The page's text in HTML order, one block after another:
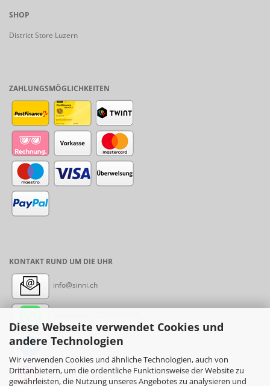
Diese Webseite verwendet Cookies und
andere Technologien
Wir verwenden Cookies und ähnliche Technologien, auch von
Drittanbietern, um die ordentliche Funktionsweise der Website zu
gewährleisten, die Nutzung unseres Angebotes zu analysieren und
SHOP
District Store Luzern
ZAHLUNGSMÖGLICHKEITEN
KONTAKT RUND UM DIE UHR
info@sinni.ch
Messenger: sinni.ch
Instagram: sinni_ch